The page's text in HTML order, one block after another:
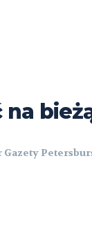
na
Gazety